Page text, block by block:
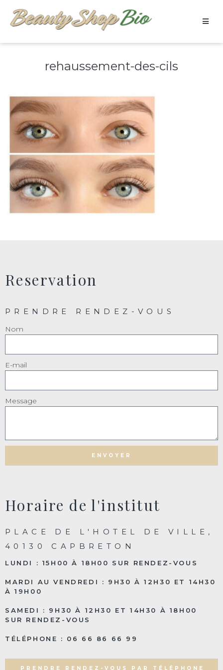
rehaussement-des-cils
Reservation
PRENDRE RENDEZ-VOUS
Nom
E-mail
Message
ENVOYER
Horaire de l'institut
PLACE DE L'HOTEL DE VILLE,
40130 CAPBRETON
LUNDI : 15H00 À 18H00 SUR RENDEZ-VOUS
MARDI AU VENDREDI : 9H30 À 12H30 ET 14H30
À 19H00
SAMEDI : 9H30 À 12H30 ET 14H30 À 18H00
SUR RENDEZ-VOUS
TÉLÉPHONE : 06 66 86 66 99
PRENDRE RENDEZ-VOUS PAR TÉLÉPHONE